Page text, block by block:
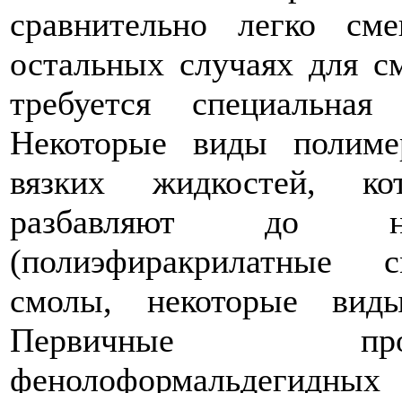
сравнительно легко
остальных случаях для
требуется
Некоторые виды
вязких жидкостей,
разбавляют до
(полиэфиракрилатные
смолы, некоторые
Первичные